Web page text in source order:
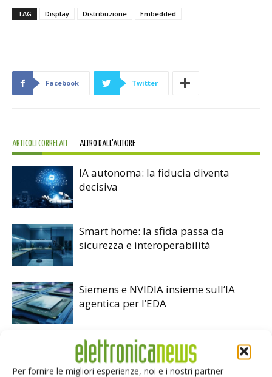
Per fornire le migliori esperienze, noi e i nostri partner
TAG Display Distribuzione Embedded
Facebook Twitter
ARTICOLI CORRELATI ALTRO DALL'AUTORE
IA autonoma: la fiducia diventa
decisiva
Smart home: la sfida passa da
sicurezza e interoperabilità
Siemens e NVIDIA insieme sull’IA
agentica per l’EDA